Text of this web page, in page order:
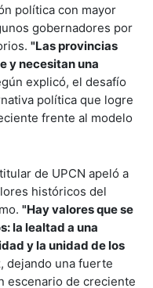
política con mayor
gobernadores por
"Las provincias
y necesitan una
explicó, el desafío
política que logre
frente al modelo
de UPCN apeló a
históricos del
"Hay valores que se
la lealtad a una
y la unidad de los
dejando una fuerte
escenario de creciente